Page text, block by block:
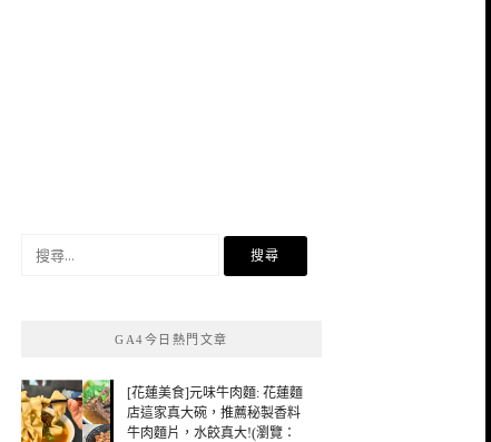
GA4今日熱門文章
[花蓮美食]元味牛肉麵: 花蓮麵
店這家真大碗，推薦秘製香料
牛肉麵片，水餃真大!(瀏覽：